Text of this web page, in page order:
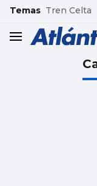
common.go-to-
Temas Tren Celta